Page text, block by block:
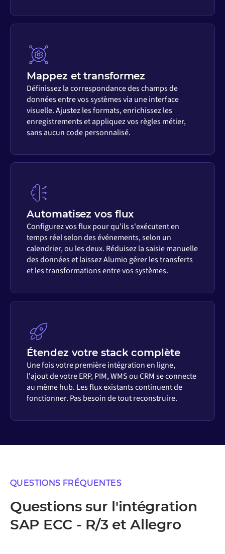
Mappez et transformez
Définissez la correspondance des champs de
données entre vos systèmes via une interface
visuelle. Ajustez les formats, enrichissez les
enregistrements et appliquez vos règles métier,
sans aucun code personnalisé.
Automatisez vos flux
Configurez vos flux pour qu'ils s'exécutent en
temps réel selon des événements, selon un
calendrier, ou les deux. Réduisez la saisie manuelle
des données et laissez Alumio gérer les transferts
et les transformations entre vos systèmes.
Étendez votre stack complète
Une fois votre première intégration en ligne,
l'ajout de votre ERP, PIM, WMS ou CRM se connecte
au même hub. Les flux existants continuent de
fonctionner. Pas besoin de tout reconstruire.
QUESTIONS FRÉQUENTES
Questions sur l'intégration
SAP ECC - R/3 et Allegro